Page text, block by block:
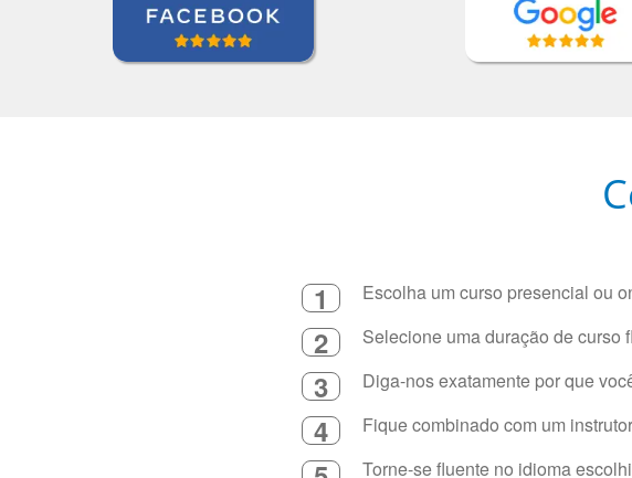
1 Escolha um curso presencial ou
2 Selecione uma duração de curso
3 Diga-nos exatamente por que
4 Fique combinado com um
Torne-se fluente no idioma